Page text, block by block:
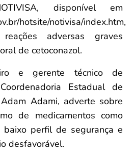
disponível em
hotsite/notivisa/index.htm,
adversas graves
de cetoconazol.
e gerente técnico de
Estadual de
Adami, adverte sobre
de medicamentos como
perfil de segurança e
desfavorável.